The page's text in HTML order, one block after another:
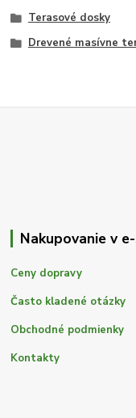
Terasové dosky
Drevené masívne
Nakupovanie v
Ceny dopravy
Často kladené otázky
Obchodné podmienky
Kontakty